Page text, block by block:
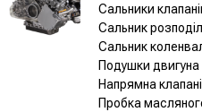
Сальники
Сальник
Сальник
Подушки двигуна
Напрямна
Пробка